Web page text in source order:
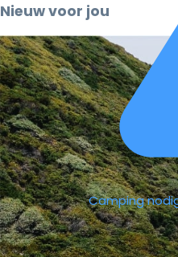
Camping
Nieuw voor jou